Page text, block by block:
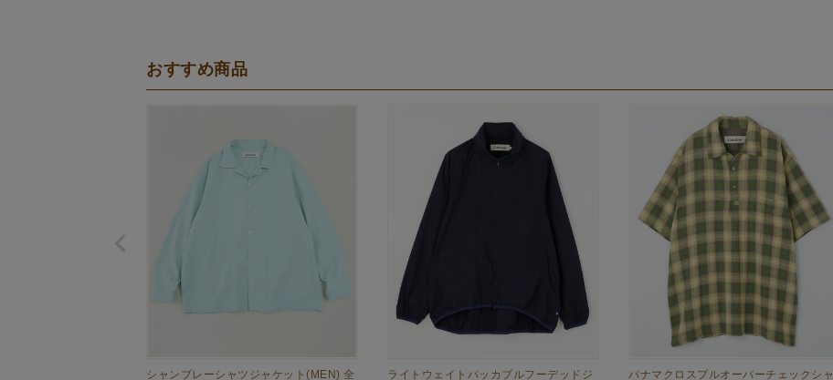
おすすめ商品
シャンブレーシャツジャケット(MEN) 全 ライトウェイトパッカブルフーデッドジ パナマクロスプルオーバーチェックシャ